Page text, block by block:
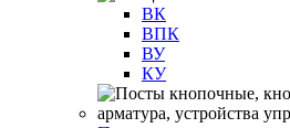
ВК
ВПК
ВУ
КУ